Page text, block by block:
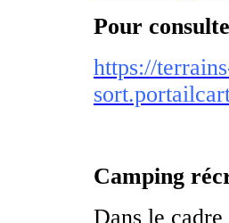
Pour
https://
Camping
Dans le